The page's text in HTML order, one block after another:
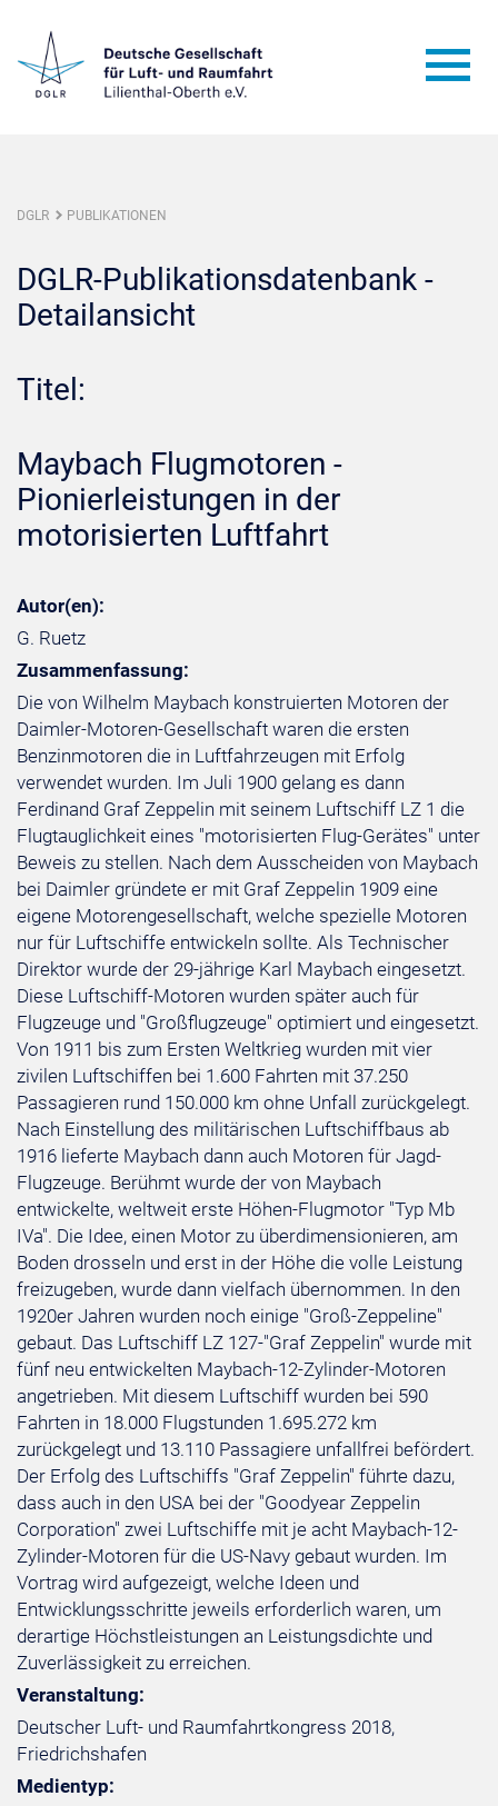
DGLR PUBLIKATIONEN
DGLR-Publikationsdatenbank -
Detailansicht
Titel:
Maybach Flugmotoren -
Pionierleistungen in der
motorisierten Luftfahrt
Autor(en):
G. Ruetz
Zusammenfassung:
Die von Wilhelm Maybach konstruierten Motoren der
Daimler-Motoren-Gesellschaft waren die ersten
Benzinmotoren die in Luftfahrzeugen mit Erfolg
verwendet wurden. Im Juli 1900 gelang es dann
Ferdinand Graf Zeppelin mit seinem Luftschiff LZ 1 die
Flugtauglichkeit eines "motorisierten Flug-Gerätes" unter
Beweis zu stellen. Nach dem Ausscheiden von Maybach
bei Daimler gründete er mit Graf Zeppelin 1909 eine
eigene Motorengesellschaft, welche spezielle Motoren
nur für Luftschiffe entwickeln sollte. Als Technischer
Direktor wurde der 29-jährige Karl Maybach eingesetzt.
Diese Luftschiff-Motoren wurden später auch für
Flugzeuge und "Großflugzeuge" optimiert und eingesetzt.
Von 1911 bis zum Ersten Weltkrieg wurden mit vier
zivilen Luftschiffen bei 1.600 Fahrten mit 37.250
Passagieren rund 150.000 km ohne Unfall zurückgelegt.
Nach Einstellung des militärischen Luftschiffbaus ab
1916 lieferte Maybach dann auch Motoren für Jagd-
Flugzeuge. Berühmt wurde der von Maybach
entwickelte, weltweit erste Höhen-Flugmotor "Typ Mb
IVa". Die Idee, einen Motor zu überdimensionieren, am
Boden drosseln und erst in der Höhe die volle Leistung
freizugeben, wurde dann vielfach übernommen. In den
1920er Jahren wurden noch einige "Groß-Zeppeline"
gebaut. Das Luftschiff LZ 127-"Graf Zeppelin" wurde mit
fünf neu entwickelten Maybach-12-Zylinder-Motoren
angetrieben. Mit diesem Luftschiff wurden bei 590
Fahrten in 18.000 Flugstunden 1.695.272 km
zurückgelegt und 13.110 Passagiere unfallfrei befördert.
Der Erfolg des Luftschiffs "Graf Zeppelin" führte dazu,
dass auch in den USA bei der "Goodyear Zeppelin
Corporation" zwei Luftschiffe mit je acht Maybach-12-
Zylinder-Motoren für die US-Navy gebaut wurden. Im
Vortrag wird aufgezeigt, welche Ideen und
Entwicklungsschritte jeweils erforderlich waren, um
derartige Höchstleistungen an Leistungsdichte und
Zuverlässigkeit zu erreichen.
Veranstaltung:
Deutscher Luft- und Raumfahrtkongress 2018,
Friedrichshafen
Medientyp: